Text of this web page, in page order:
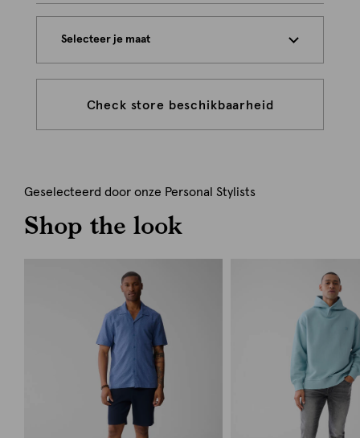
Selecteer je maat
Check store beschikbaarheid
Geselecteerd door onze Personal Stylists
Shop the look